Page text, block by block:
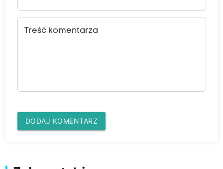
Treść komentarza
DODAJ KOMENTARZ